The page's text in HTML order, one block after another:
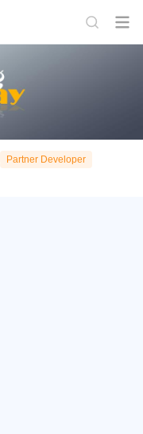
Partner Developer